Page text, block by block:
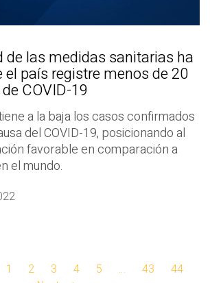
de las medidas sanitarias ha
país registre menos de 20
COVID-19
a la baja los casos confirmados
del COVID-19, posicionando al
favorable en comparación a
el mundo.
1 2 3 4 5 … 43
44